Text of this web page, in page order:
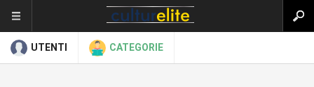
UTENTI CATEGORIE